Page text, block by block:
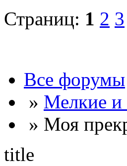
Страниц: 1 2 3
Все форумы
» Мелкие и
» Моя
title